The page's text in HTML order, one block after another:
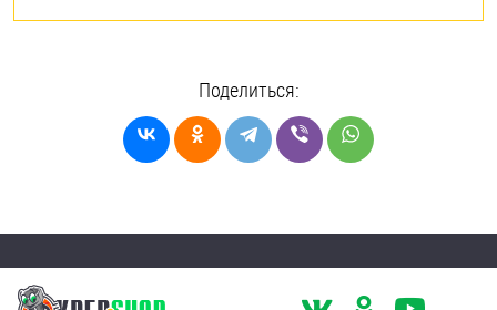
Поделиться: